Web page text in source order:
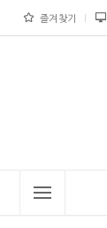
즐겨찾기